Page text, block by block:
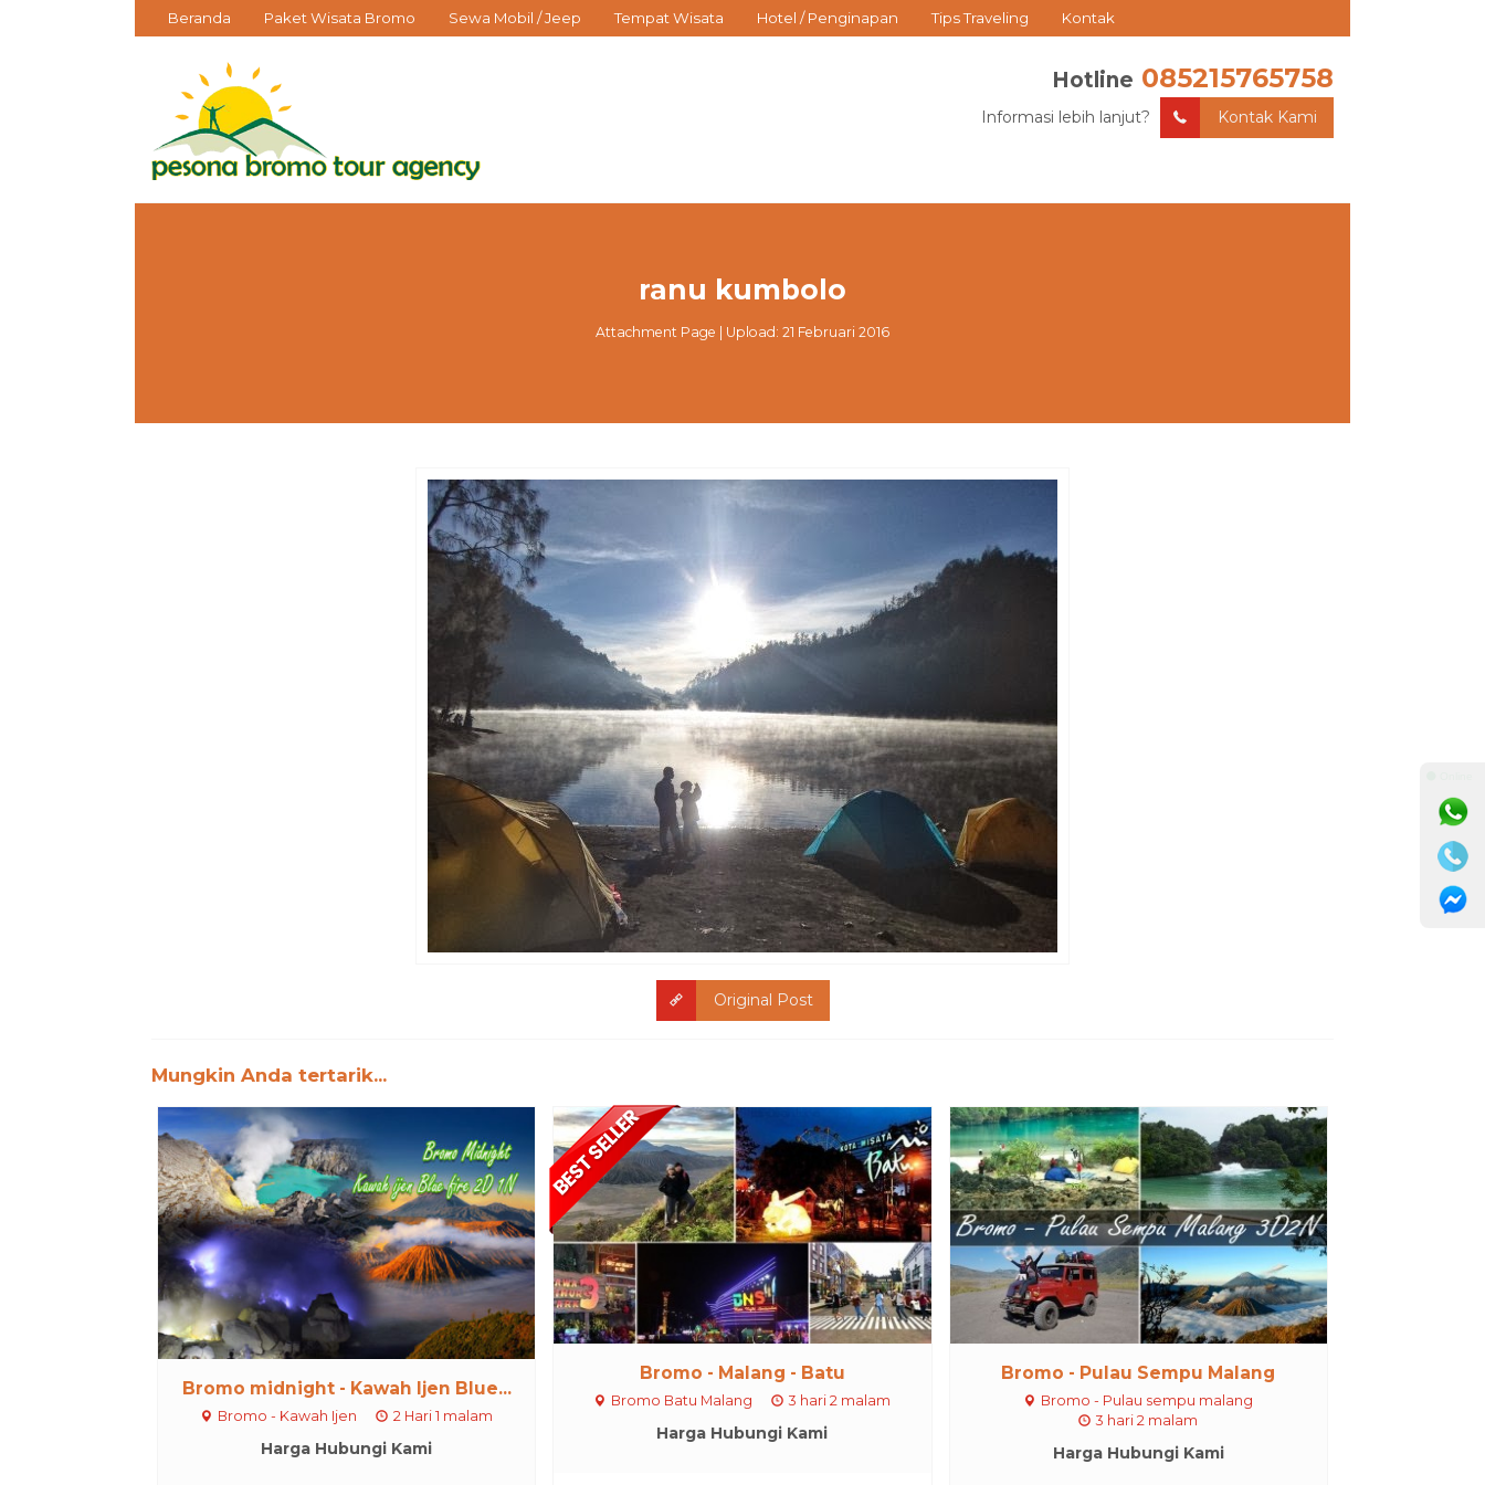
Beranda Paket Wisata Bromo Sewa Mobil / Jeep Tempat Wisata Hotel / Penginapan Tips Traveling Kontak
Hotline 085215765758
Informasi lebih lanjut? Kontak Kami
ranu kumbolo
Attachment Page | Upload: 21 Februari 2016
Original Post
Mungkin Anda tertarik...
Bromo midnight - Kawah Ijen Blue...
Bromo - Kawah Ijen 2 Hari 1 malam
Harga Hubungi Kami
Bromo - Malang - Batu
Bromo Batu Malang 3 hari 2 malam
Harga Hubungi Kami
Bromo - Pulau Sempu Malang
Bromo - Pulau sempu malang
3 hari 2 malam
Harga Hubungi Kami